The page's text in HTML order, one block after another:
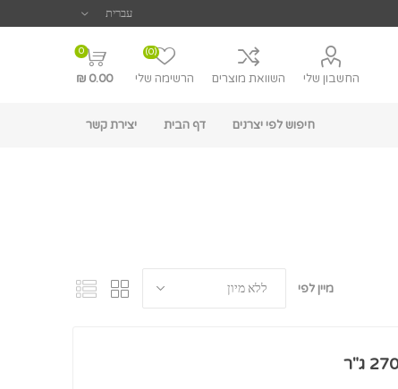
החשבון שלי השוואת מוצרים הרשימה שלי
(0)
0
0.00 ₪
חיפוש לפי יצרנים דף הבית יצירת קשר
מיין לפי